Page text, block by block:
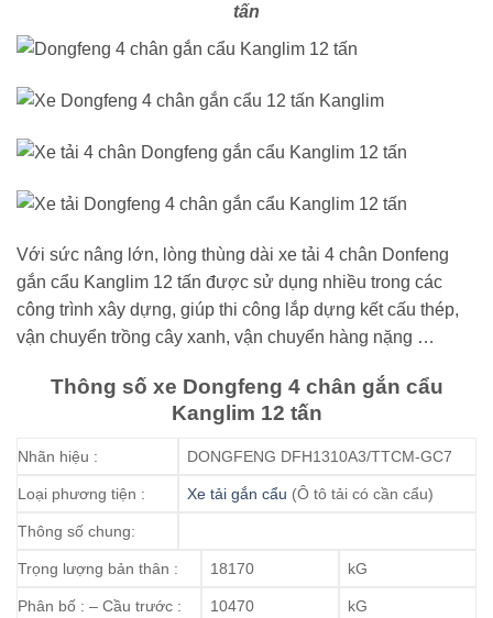
tấn
Với sức nâng lớn, lòng thùng dài xe tải 4 chân Donfeng
gắn cẩu Kanglim 12 tấn được sử dụng nhiều trong các
công trình xây dựng, giúp thi công lắp dựng kết cấu thép,
vận chuyển trồng cây xanh, vận chuyển hàng nặng …
Thông số xe Dongfeng 4 chân gắn cẩu
Kanglim 12 tấn
Nhãn hiệu : DONGFENG DFH1310A3/TTCM-GC7
Loại phương tiện : Xe tải gắn cẩu (Ô tô tải có cần cẩu)
Thông số chung:
Trọng lượng bản thân : 18170 kG
Phân bố : – Cầu trước : 10470 kG